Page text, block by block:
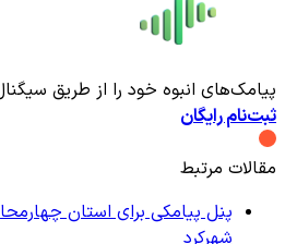
پیامک‌های انبوه خود را از طریق
ثبت‌نام رایگان
مقالات مرتبط
پنل پیامکی برای استان
شهرکرد